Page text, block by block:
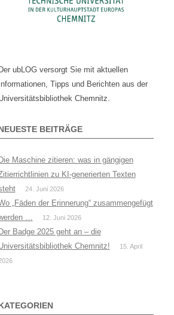
Der ubLOG versorgt Sie mit aktuellen
Informationen, Tipps und Berichten aus der
Chemnitz.
BEITRÄGE
Die Maschine zitieren: was in gängigen
zu KI-generierten Texten
24. Juni 2026
„Fäden der Erinnerung“ zusammengefügt
…
12. Juni 2026
Der Badge 2025 geht an – die
Chemnitz!
15. April